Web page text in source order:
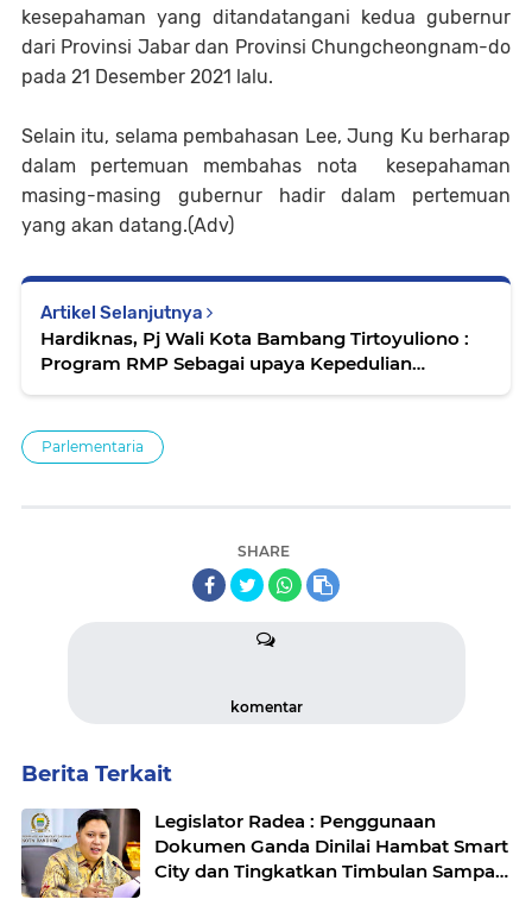
kesepahaman yang ditandatangani kedua gubernur
dari Provinsi Jabar dan Provinsi Chungcheongnam-do
pada 21 Desember 2021 lalu.
Selain itu, selama pembahasan Lee, Jung Ku berharap
dalam pertemuan membahas nota kesepahaman
masing-masing gubernur hadir dalam pertemuan
yang akan datang.(Adv)
Artikel Selanjutnya
Hardiknas, Pj Wali Kota Bambang Tirtoyuliono :
Program RMP Sebagai upaya Kepedulian
Parlementaria
SHARE
komentar
Berita Terkait
Legislator Radea : Penggunaan
Dokumen Ganda Dinilai Hambat Smart
City dan Tingkatkan Timbulan Sampah